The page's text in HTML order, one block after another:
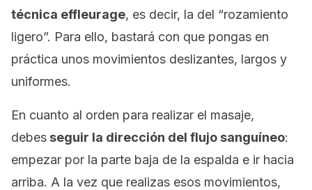
técnica effleurage, es decir, la del “rozamiento
ligero”. Para ello, bastará con que pongas en
práctica unos movimientos deslizantes, largos y
uniformes.
En cuanto al orden para realizar el masaje,
debes seguir la dirección del flujo sanguíneo:
empezar por la parte baja de la espalda e ir hacia
arriba. A la vez que realizas esos movimientos,